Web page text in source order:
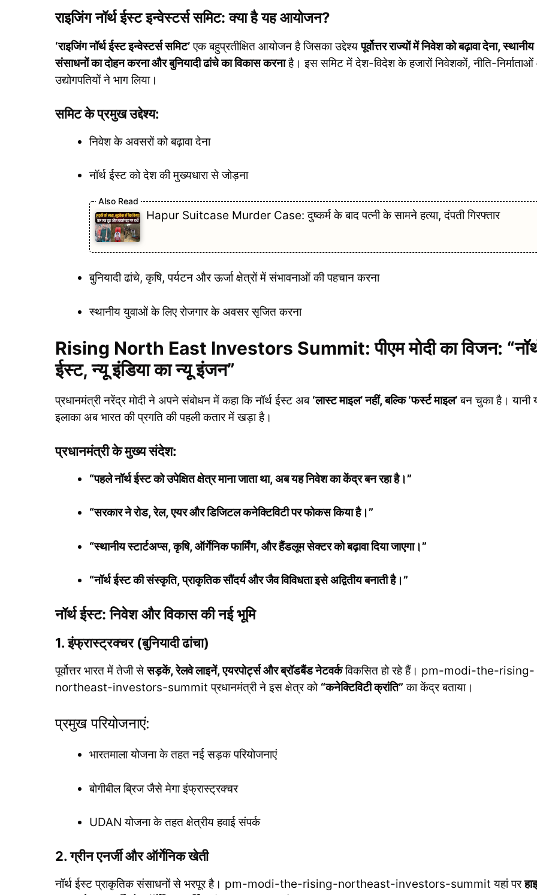
राइजिंग नॉर्थ ईस्ट इन्वेस्टर्स समिट: क्या है यह आयोजन?
‘राइजिंग नॉर्थ ईस्ट इन्वेस्टर्स समिट’एक बहुप्रतीक्षित आयोजन है जिसका उद्देश्यपूर्वोत्तर राज्यों में निवेश को बढ़ावा देना, स्थानीय
संसाधनों का दोहन करना और बुनियादी ढांचे का विकास करनाहै। इस समिट में देश-विदेश के हजारों निवेशकों, नीति-
उद्योगपतियों ने भाग लिया।
समिट के प्रमुख उद्देश्य:
निवेश के अवसरों को बढ़ावा देना
नॉर्थ ईस्ट को देश की मुख्यधारा से जोड़ना
Hapur Suitcase Murder Case: दुष्कर्म के बाद पत्नी के सामने हत्या, दंपती गिरफ्तार
बुनियादी ढांचे, कृषि, पर्यटन और ऊर्जा क्षेत्रों में संभावनाओं की पहचान करना
स्थानीय युवाओं के लिए रोजगार के अवसर सृजित करना
Rising North East Investors Summit: पीएम मोदी का विजन:
ईस्ट, न्यू इंडिया का न्यू इंजन”
प्रधानमंत्री नरेंद्र मोदी ने अपने संबोधन में कहा कि नॉर्थ ईस्ट अब ‘लास्ट माइल’ नहीं, बल्कि ‘फर्स्ट माइल’बन चुका है। यानी
इलाका अब भारत की प्रगति की पहली कतार में खड़ा है।
प्रधानमंत्री के मुख्य संदेश:
“पहले नॉर्थ ईस्ट को उपेक्षित क्षेत्र माना जाता था, अब यह निवेश का केंद्र बन रहा है।”
“सरकार ने रोड, रेल, एयर और डिजिटल कनेक्टिविटी पर फोकस किया है।”
“स्थानीय स्टार्टअप्स, कृषि, ऑर्गेनिक फार्मिंग, और हैंडलूम सेक्टर को बढ़ावा दिया जाएगा।”
“नॉर्थ ईस्ट की संस्कृति, प्राकृतिक सौंदर्य और जैव विविधता इसे अद्वितीय बनाती है।”
नॉर्थ ईस्ट: निवेश और विकास की नई भूमि
1.इंफ्रास्ट्रक्चर (बुनियादी ढांचा)
पूर्वोत्तर भारत में तेजी सेसड़कें, रेलवे लाइनें, एयरपोर्ट्स और ब्रॉडबैंड नेटवर्कविकसित हो रहे हैं। pm-modi-the-rising-
northeast-investors-summit प्रधानमंत्री ने इस क्षेत्र को “कनेक्टिविटी क्रांति” का केंद्र बताया।
प्रमुख परियोजनाएं:
भारतमाला योजना के तहत नई सड़क परियोजनाएं
बोगीबील ब्रिज जैसे मेगा इंफ्रास्ट्रक्चर
UDAN योजना के तहत क्षेत्रीय हवाई संपर्क
2.ग्रीन एनर्जी और ऑर्गेनिक खेती
नॉर्थ ईस्ट प्राकृतिक संसाधनों से भरपूर है। pm-modi-the-rising-northeast-investors-summit यहां पर